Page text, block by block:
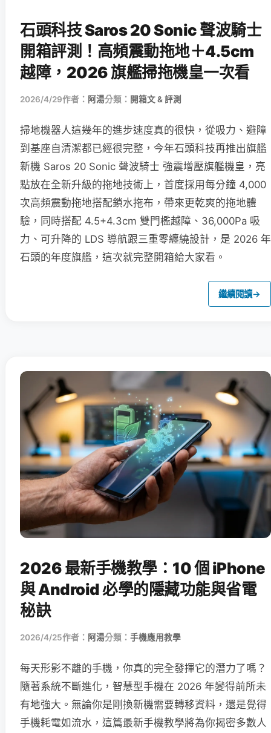
石頭科技 Saros 20 Sonic 聲波騎士
開箱評測！高頻震動拖地＋4.5cm
越障，2026 旗艦掃拖機皇一次看
2026/4/29作者： 阿湯分類： 開箱文 & 評測
掃地機器人這幾年的進步速度真的很快，從吸力、避障
到基座自清潔都已經很完整，今年石頭科技再推出旗艦
新機 Saros 20 Sonic 聲波騎士 強震增壓旗艦機皇，亮
點放在全新升級的拖地技術上，首度採用每分鐘 4,000
次高頻震動拖地搭配鎖水拖布，帶來更乾爽的拖地體
驗，同時搭配 4.5+4.3cm 雙門檻越障、36,000Pa 吸
力、可升降的 LDS 導航跟三重零纏繞設計，是 2026 年
石頭的年度旗艦，這次就完整開箱給大家看。
繼續閱讀→
2026 最新手機教學：10 個 iPhone
與 Android 必學的隱藏功能與省電
秘訣
2026/4/25作者： 阿湯分類： 手機應用教學
每天形影不離的手機，你真的完全發揮它的潛力了嗎？
隨著系統不斷進化，智慧型手機在 2026 年變得前所未
有地強大。無論你是剛換新機需要轉移資料，還是覺得
手機耗電如流水，這篇最新手機教學將為你揭密多數人